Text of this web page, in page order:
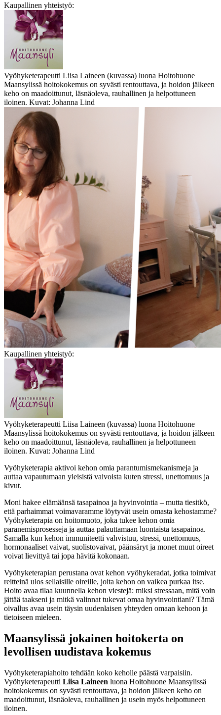
Kaupallinen yhteistyö:
Vyöhyketerapeutti Liisa Laineen (kuvassa) luona Hoitohuone
Maansylissä hoitokokemus on syvästi rentouttava, ja hoidon jälkeen
keho on maadoittunut, läsnäoleva, rauhallinen ja helpottuneen
iloinen. Kuvat: Johanna Lind
Kaupallinen yhteistyö:
Vyöhyketerapeutti Liisa Laineen (kuvassa) luona Hoitohuone
Maansylissä hoitokokemus on syvästi rentouttava, ja hoidon jälkeen
keho on maadoittunut, läsnäoleva, rauhallinen ja helpottuneen
iloinen. Kuvat: Johanna Lind
Vyöhyketerapia aktivoi kehon omia parantumismekanismeja ja
auttaa vapautumaan yleisistä vaivoista kuten stressi, unettomuus ja
kivut.
Moni hakee elämäänsä tasapainoa ja hyvinvointia – mutta tiesitkö,
että parhaimmat voimavaramme löytyvät usein omasta kehostamme?
Vyöhyketerapia on hoitomuoto, joka tukee kehon omia
paranemisprosesseja ja auttaa palauttamaan luontaista tasapainoa.
Samalla kun kehon immuniteetti vahvistuu, stressi, unettomuus,
hormonaaliset vaivat, suolistovaivat, päänsäryt ja monet muut oireet
voivat lievittyä tai jopa hävitä kokonaan.
Vyöhyketerapian perustana ovat kehon vyöhykeradat, jotka toimivat
reitteinä ulos sellaisille oireille, joita kehon on vaikea purkaa itse.
Hoito avaa tilaa kuunnella kehon viestejä: miksi stressaan, mitä voin
jättää taakseni ja mitkä valinnat tukevat omaa hyvinvointiani? Tämä
oivallus avaa usein täysin uudenlaisen yhteyden omaan kehoon ja
tietoiseen mieleen.
Maansylissä jokainen hoitokerta on
levollisen uudistava kokemus
Vyöhyketerapiahoito tehdään koko keholle päästä varpaisiin.
Vyöhyketerapeutti Liisa Laineen luona Hoitohuone Maansylissä
hoitokokemus on syvästi rentouttava, ja hoidon jälkeen keho on
maadoittunut, läsnäoleva, rauhallinen ja usein myös helpottuneen
iloinen.